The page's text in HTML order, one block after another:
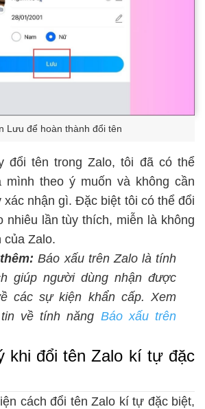
Lưu để hoàn thành đổi tên
đổi tên trong Zalo, tôi đã có thể
mình theo ý muốn và không cần
nhận gì. Đặc biệt tôi có thể đổi
nhiêu lần tùy thích, miễn là không
của Zalo.
Báo xấu trên Zalo là tính
giúp người dùng nhận được
các sự kiện khẩn cấp. Xem
về tính năng Báo xấu trên
khi đổi tên Zalo kí tự đặc
cách đổi tên Zalo kí tự đặc biệt,